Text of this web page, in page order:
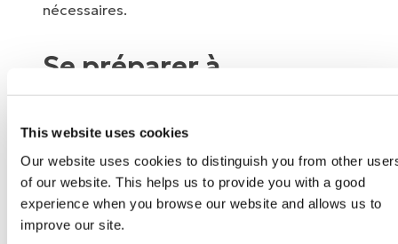
This website uses cookies
Our website uses cookies to distinguish you from other
of our website. This helps us to provide you with a good
experience when you browse our website and allows us to
improve our site.
nécessaires.
Se préparer à
rencontrer les
membres de votre
équipe de rééducation
La personne la plus importante dans tout ce
processus… c’est vous ! La qualité et la